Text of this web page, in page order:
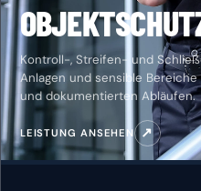
Kontroll-, Streifen- und
Anlagen und sensible
und dokumentierten Abläufen.
LEISTUNG ANSEHEN ↗